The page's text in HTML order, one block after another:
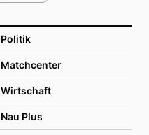
Politik
Matchcenter
Wirtschaft
Nau Plus